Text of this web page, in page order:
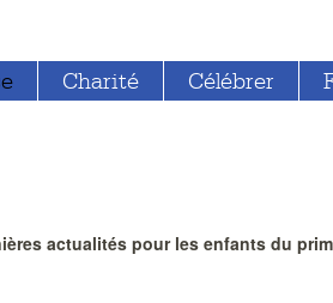
Charité Célébrer
actualités pour les enfants du